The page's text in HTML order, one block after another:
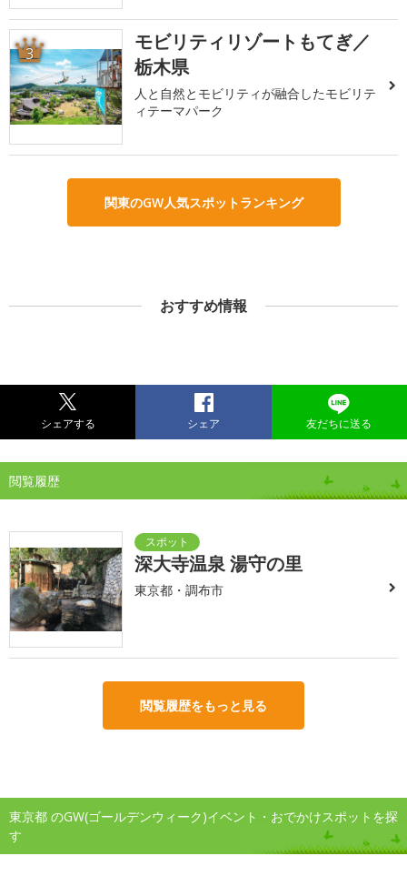
3
モビリティリゾートもてぎ／
栃木県
人と自然とモビリティが融合したモビリテ
ィテーマパーク
関東のGW人気スポットランキング
おすすめ情報
シェアする シェア 友だちに送る
閲覧履歴
深大寺温泉 湯守の里
東京都・調布市
閲覧履歴をもっと見る
東京都 のGW(ゴールデンウィーク)イベント・おでかけスポットを探
す